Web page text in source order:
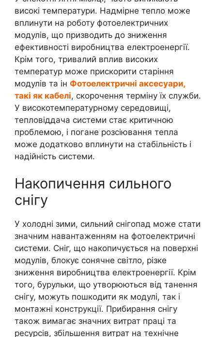
високі температури. Надмірне тепло може
вплинути на роботу фотоелектричних
модулів, що призводить до зниження
ефективності виробництва електроенергії.
Крім того, тривалий вплив високих
температур може прискорити старіння
модулів та ін Фотоелектричні аксесуари,
такі як кабелі, скорочення терміну їх служби.
У високотемпературному середовищі,
тепловіддача системи стає критичною
проблемою, і погане розсіювання тепла
може додатково вплинути на стабільність і
надійність системи.
Накопичення сильного
снігу
У холодні зими, сильний снігопад може стати
значним навантаженням на фотоелектричні
системи. Сніг, що накопичується на поверхні
модулів, блокує сонячне світло, різке
зниження виробництва електроенергії. Крім
того, бурульки, що утворюються від танення
снігу, можуть пошкодити як модулі, так і
монтажні конструкції. Прибирання снігу
також вимагає значних витрат праці та
ресурсів, збільшення витрат на технічне